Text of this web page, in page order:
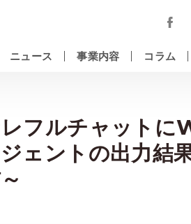
ニュース 事業内容 コラム
フルチャットに
ェントの出力結